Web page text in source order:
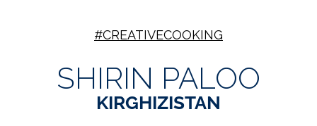
#CREATIVECOOKING
SHIRIN PALOO
KIRGHIZISTAN